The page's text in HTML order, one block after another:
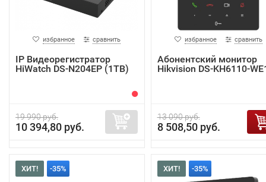
избранное сравнить
IP Видеорегистратор
HiWatch DS-N204EP (1TB)
19 990 руб.
10 394,80 руб.
избранное сравнить
Абонентский монитор
Hikvision DS-KH6110-
13 090 руб.
8 508,50 руб.
ХИТ! -35% ХИТ! -35%